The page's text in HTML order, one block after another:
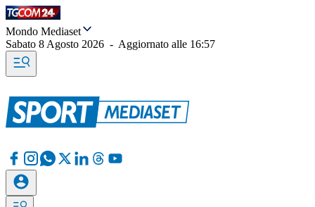
Mondo Mediaset
Sabato 8 Agosto 2026 - Aggiornato alle 16:57